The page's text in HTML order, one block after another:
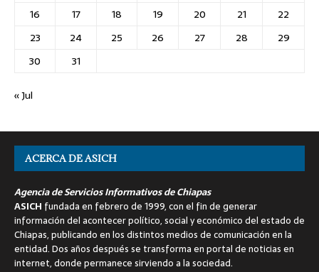
16
17 18 19 20 21
22
23
24 25 26 27 28
29
30
31
« Jul
ACERCA DE ASICH
Agencia de Servicios Informativos de Chiapas
ASICH fundada en febrero de 1999, con el fin de generar
información del acontecer político, social y económico del estado de
Chiapas, publicando en los distintos medios de comunicación en la
entidad. Dos años después se transforma en portal de noticias en
internet, donde permanece sirviendo a la sociedad.